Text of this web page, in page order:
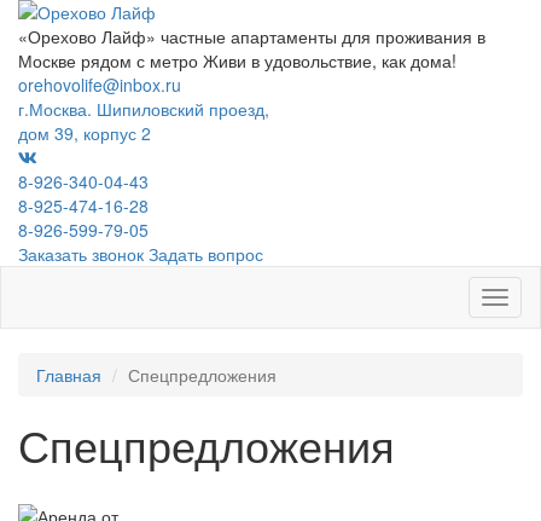
«Орехово Лайф» частные апартаменты для проживания в
Москве рядом с метро Живи в удовольствие, как дома!
orehovolife@inbox.ru
г.Москва. Шипиловский проезд,
дом 39, корпус 2
8-926-340-04-43
8-925-474-16-28
8-926-599-79-05
Заказать звонок Задать вопрос
Главная Спецпредложения
Спецпредложения